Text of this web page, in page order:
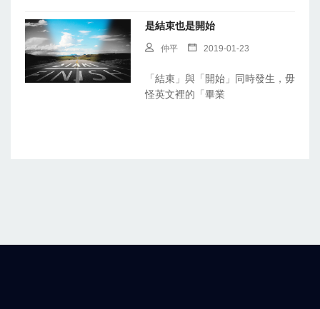
是結束也是開始
仲平 2019-01-23
「結束」與「開始」同時發生，毋
怪英文裡的「畢業